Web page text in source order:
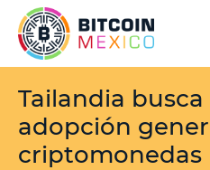
Tailandia
adopción
criptomonedas